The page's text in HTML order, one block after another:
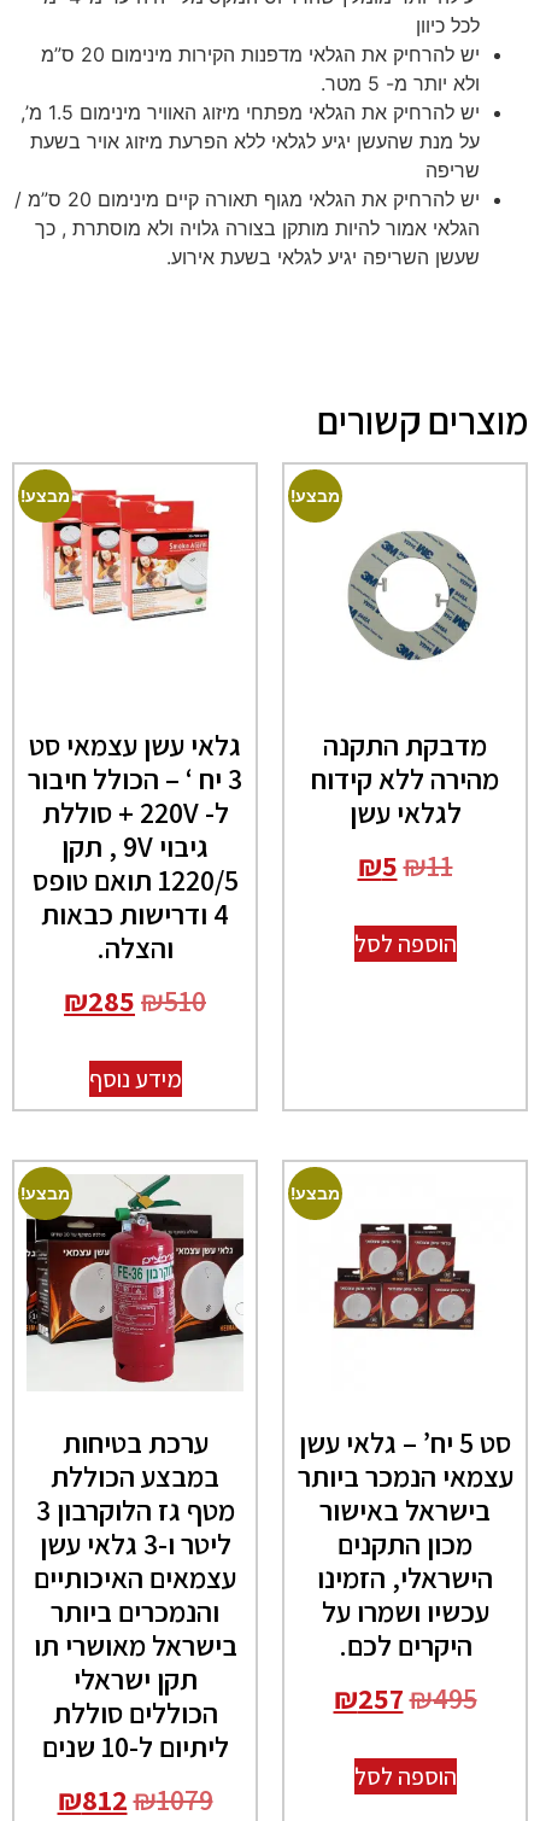
לכל כיוון
יש להרחיק את הגלאי מדפנות הקירות מינימום 20 ס”מ
ולא יותר מ- 5 מטר.
יש להרחיק את הגלאי מפתחי מיזוג האוויר מינימום 1.5 מ’,
על מנת שהעשן יגיע לגלאי ללא הפרעת מיזוג אויר בשעת
שריפה
יש להרחיק את הגלאי מגוף תאורה קיים מינימום 20 ס”מ /
הגלאי אמור להיות מותקן בצורה גלויה ולא מוסתרת , כך
שעשן השריפה יגיע לגלאי בשעת אירוע.
מוצרים קשורים
מבצע!
מדבקת התקנה
מהירה ללא קידוח
לגלאי עשן
₪11
₪5
הוספה לסל
מבצע!
גלאי עשן עצמאי סט
3 יח ‘ – הכולל חיבור
ל- 220V + סוללת
גיבוי 9V , תקן
1220/5 תואם טופס
4 ודרישות כבאות
והצלה.
₪510
₪285
מידע נוסף
מבצע!
סט 5 יח’ – גלאי עשן
עצמאי הנמכר ביותר
בישראל באישור
מכון התקנים
הישראלי, הזמינו
עכשיו ושמרו על
היקרים לכם.
₪495
₪257
הוספה לסל
מבצע!
ערכת בטיחות
במבצע הכוללת
מטף גז הלוקרבון 3
ליטר ו-3 גלאי עשן
עצמאים האיכותיים
והנמכרים ביותר
בישראל מאושרי תו
תקן ישראלי
הכוללים סוללת
ליתיום ל-10 שנים
₪1079
₪812